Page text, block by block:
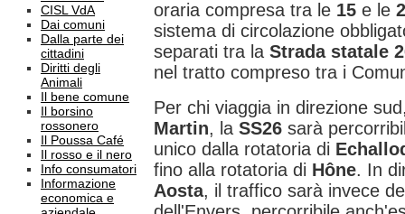
CISL VdA
Dai comuni
Dalla parte dei
cittadini
Diritti degli
Animali
Il bene comune
Il borsino
rossonero
Il Poussa Café
Il rosso e il nero
Info consumatori
Informazione
economica e
oraria compresa tra le 15 e le
sistema di circolazione
separati tra la Strada statale
nel tratto compreso tra i
Per chi viaggia in direzione
Martin, la SS26 sarà
unico dalla rotatoria di
fino alla rotatoria di Hône. In
Aosta, il traffico sarà invece